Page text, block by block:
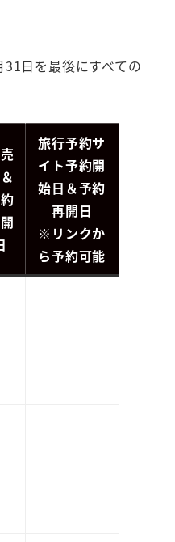
日を最後にすべての
旅行予約サ
イト予約開
始日＆予約
再開日
※リンクか
ら予約可能